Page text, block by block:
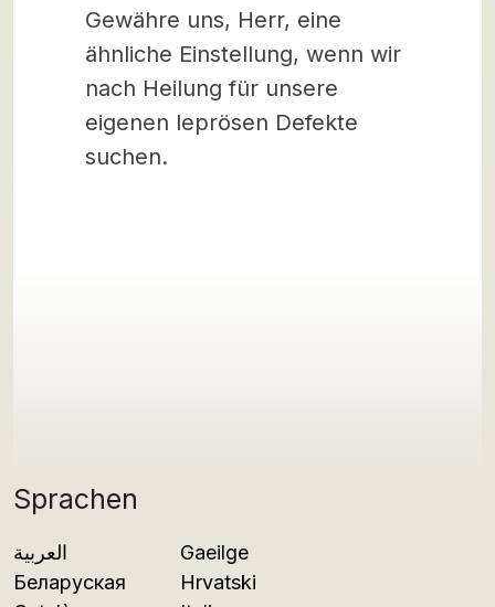
Sprachen
العربية
Беларуская
Gaeilge
Hrvatski
Gewähre uns, Herr, eine
ähnliche Einstellung, wenn wir
nach Heilung für unsere
eigenen leprösen Defekte
suchen.